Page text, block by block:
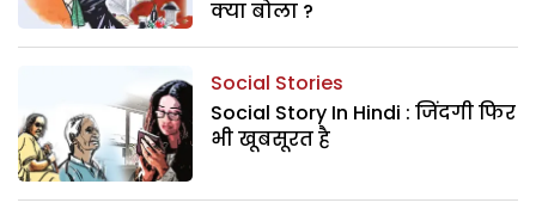
क्या बोला ?
Social Stories
Social Story In Hindi : जिंदगी फिर
भी खूबसूरत है